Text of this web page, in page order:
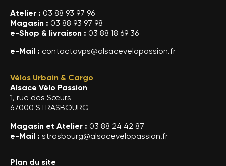
Atelier : 03 88 93 97 96
Magasin : 03 88 93 97 98
e-Shop & livraison : 03 88 18 69 36
e-Mail : contactavps@alsacevelopassion.fr
Vélos Urbain & Cargo
Alsace Vélo Passion
1, rue des Sœurs
67000 STRASBOURG
Magasin et Atelier : 03 88 24 42 87
e-Mail : strasbourg@alsacevelopassion.fr
Plan du site